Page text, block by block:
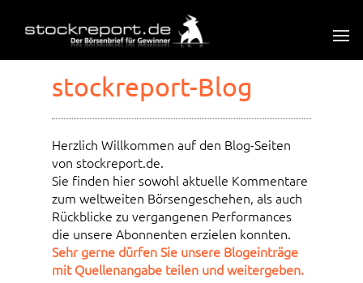
stockreport-Blog
Herzlich Willkommen auf den Blog-Seiten
von stockreport.de.
Sie finden hier sowohl aktuelle Kommentare
zum weltweiten Börsengeschehen, als auch
Rückblicke zu vergangenen Performances
die unsere Abonnenten erzielen konnten.
Sehr gerne dürfen Sie unsere Blogeinträge
mit Quellenangabe teilen und weitergeben.